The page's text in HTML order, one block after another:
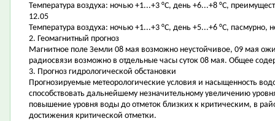
Температура воздуха: ночью +1...+3 °С, день +6...+8 °С,
12.05
Температура воздуха: ночью +1...+3 °С, день +5...+6 °С,
2. Геомагнитный прогноз
Магнитное поле Земли 08 мая возможно неустойчивое, 09 мая
радиосвязи возможно в отдельные часы суток 08 мая. Общее
3. Прогноз гидрологической обстановки
Прогнозируемые метеорологические условия и насыщенность
способствовать дальнейшему незначительному увеличению
повышение уровня воды до отметок близких к критическим, в
достижения критической отметки.